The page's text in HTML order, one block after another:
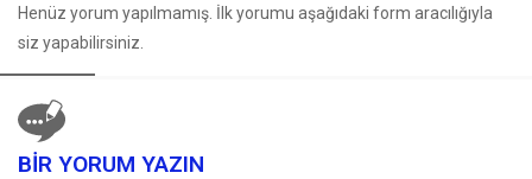
Henüz yorum yapılmamış. İlk yorumu aşağıdaki form aracılığıyla
siz yapabilirsiniz.
BİR YORUM YAZIN